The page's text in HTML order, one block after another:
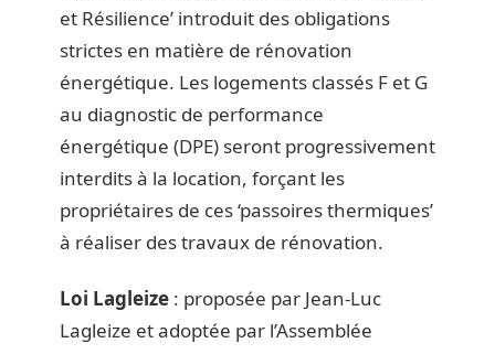
et Résilience’ introduit des obligations
strictes en matière de rénovation
énergétique. Les logements classés F et G
au diagnostic de performance
énergétique (DPE) seront progressivement
interdits à la location, forçant les
propriétaires de ces ‘passoires thermiques’
à réaliser des travaux de rénovation.
Loi Lagleize : proposée par Jean-Luc
Lagleize et adoptée par l’Assemblée